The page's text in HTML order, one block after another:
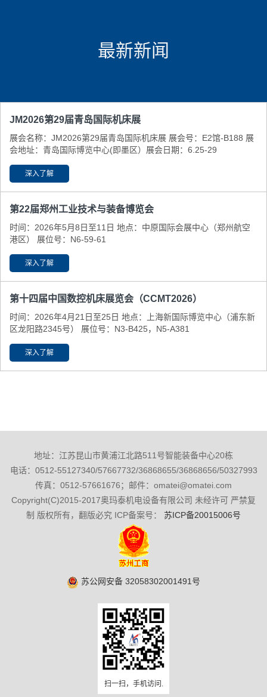
最新新闻
JM2026第29届青岛国际机床展
展会名称：JM2026第29届青岛国际机床展 展会号：E2馆-B188 展
会地址：青岛国际博览中心(即墨区） ​展会日期：6.25-29
深入了解
第22届郑州工业技术与装备博览会
时间：2026年5月8日至11日 地点：中原国际会展中心（郑州航空
港区） 展位号：N6-59-61
深入了解
第十四届中国数控机床展览会（CCMT2026）
时间：2026年4月21日至25日 地点：上海新国际博览中心（浦东新
区龙阳路2345号） 展位号：N3-B425，N5-A381
深入了解
地址：江苏昆山市黄浦江北路511号智能装备中心20栋
电话：0512-55127340/57667732/36868655/36868656/50327993
传真：0512-57661676；邮件：omatei@omatei.com
Copyright(C)2015-2017奥玛泰机电设备有限公司 未经许可 严禁复
制 版权所有，翻版必究 ICP备案号：
苏ICP备20015006号
苏公网安备 32058302001491号
扫一扫，手机访问.